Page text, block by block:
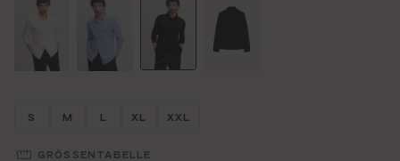
Größe wählen
S Größe wählen
M Größe wählen
L Größe wählen
XL Größe wählen
XXL
GRÖSSENTABELLE